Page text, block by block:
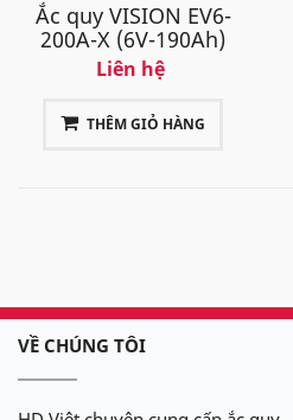
Ắc quy VISION EV6-
200A-X (6V-190Ah)
Liên hệ
THÊM GIỎ HÀNG
VỀ CHÚNG TÔI